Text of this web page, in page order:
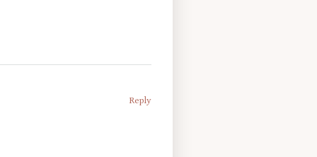
Reply